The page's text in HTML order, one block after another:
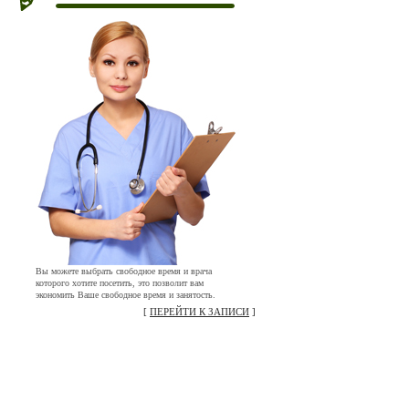
Вы можете выбрать свободное время и врача
которого хотите посетить, это позволит вам
экономить Ваше свободное время и занятость.
[ ПЕРЕЙТИ К ЗАПИСИ ]